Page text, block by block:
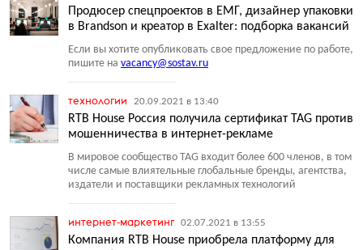
Продюсер спецпроектов в ЕМГ, дизайнер упаковки
в Brandson и креатор в Exalter: подборка вакансий
Если вы хотите опубликовать свое предложение по работе,
пишите на vacancy@sostav.ru
технологии 20.09.2021 в 13:40
RTB House Россия получила сертификат TAG против
мошенничества в интернет-рекламе
В мировое сообщество TAG входит более 600 членов, в том
числе самые влиятельные глобальные бренды, агентства,
издатели и поставщики рекламных технологий
интернет-маркетинг 02.07.2021 в 13:55
Компания RTB House приобрела платформу для